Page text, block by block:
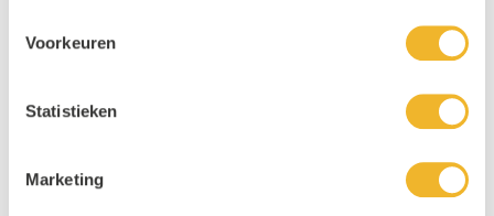
Voorkeuren
Statistieken
Marketing